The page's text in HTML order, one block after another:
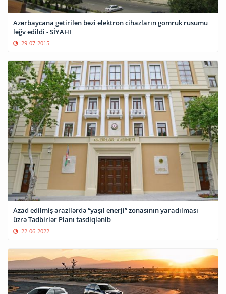
Azərbaycana gətirilən bəzi elektron cihazların gömrük rüsumu
ləğv edildi - SİYAHI
29-07-2015
Azad edilmiş ərazilərdə “yaşıl enerji” zonasının yaradılması
üzrə Tədbirlər Planı təsdiqlənib
22-06-2022